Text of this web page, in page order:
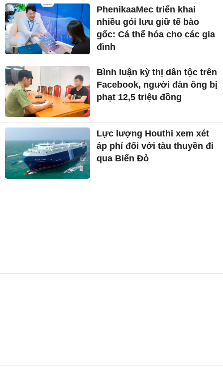
PhenikaaMec triển khai
nhiều gói lưu giữ tế bào
gốc: Cá thể hóa cho các gia
đình
Bình luận kỳ thị dân tộc trên
Facebook, người đàn ông bị
phạt 12,5 triệu đồng
Lực lượng Houthi xem xét
áp phí đối với tàu thuyền đi
qua Biển Đỏ